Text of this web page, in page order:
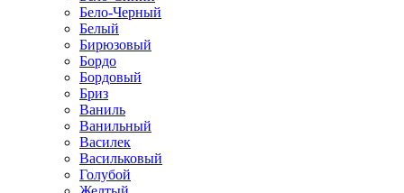
Бело-Черный
Белый
Бирюзовый
Бордо
Бордовый
Бриз
Ваниль
Ванильный
Василек
Васильковый
Голубой